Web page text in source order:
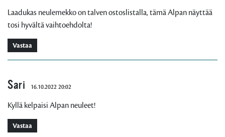
Laadukas neulemekko on talven ostoslistalla, tämä Alpan näyttää
tosi hyvältä vaihtoehdolta!
Vastaa
Sari 16.10.2022 20:02
Kyllä kelpaisi Alpan neuleet!
Vastaa